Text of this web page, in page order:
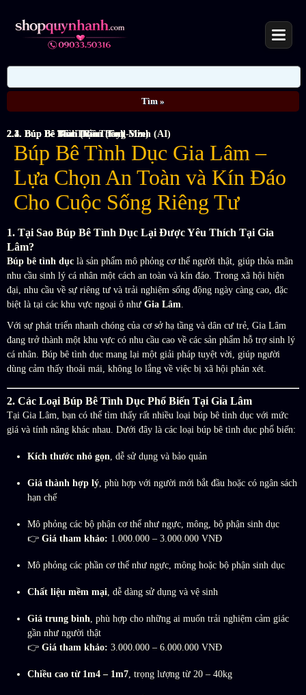
Búp Bê Tình Dục Gia Lâm –
Lựa Chọn An Toàn và Kín Đáo
Cho Cuộc Sống Riêng Tư
1. Tại Sao Búp Bê Tình Dục Lại Được Yêu Thích Tại Gia
Lâm?
Búp bê tình dục là sản phẩm mô phỏng cơ thể người thật, giúp thỏa mãn
nhu cầu sinh lý cá nhân một cách an toàn và kín đáo. Trong xã hội hiện
đại, nhu cầu về sự riêng tư và trải nghiệm sống động ngày càng cao, đặc
biệt là tại các khu vực ngoại ô như Gia Lâm.
Với sự phát triển nhanh chóng của cơ sở hạ tầng và dân cư trẻ, Gia Lâm
đang trở thành một khu vực có nhu cầu cao về các sản phẩm hỗ trợ sinh lý
cá nhân. Búp bê tình dục mang lại một giải pháp tuyệt vời, giúp người
dùng cảm thấy thoải mái, không lo lắng về việc bị xã hội phán xét.
2. Các Loại Búp Bê Tình Dục Phổ Biến Tại Gia Lâm
Tại Gia Lâm, bạn có thể tìm thấy rất nhiều loại búp bê tình dục với mức
giá và tính năng khác nhau. Dưới đây là các loại búp bê tình dục phổ biến:
2.1. Búp Bê Mini (Cầm Tay)
Kích thước nhỏ gọn, dễ sử dụng và bảo quản
Giá thành hợp lý, phù hợp với người mới bắt đầu hoặc có ngân sách
hạn chế
Mô phỏng các bộ phận cơ thể như ngực, mông, bộ phận sinh dục
👉 Giá tham khảo: 1.000.000 – 3.000.000 VNĐ
2.2. Búp Bê Bán Thân
Mô phỏng các phần cơ thể như ngực, mông hoặc bộ phận sinh dục
Chất liệu mềm mại, dễ dàng sử dụng và vệ sinh
Giá trung bình, phù hợp cho những ai muốn trải nghiệm cảm giác
gần như người thật
👉 Giá tham khảo: 3.000.000 – 6.000.000 VNĐ
2.3. Búp Bê Toàn Thân (Full-Size)
Chiều cao từ 1m4 – 1m7, trọng lượng từ 20 – 40kg
2.4. Búp Bê Tình Dục Thông Minh (AI)